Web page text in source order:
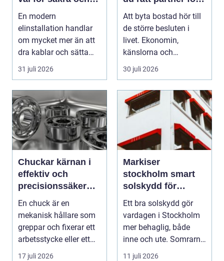
energieffektiva
fastigheter
En modern
elinstallation handlar
om mycket mer än att
dra kablar och sätta
upp uttag. I
31 juli 2026
din bostadsaffär
Att byta bostad hör till
de större besluten i
livet. Ekonomin,
känslorna och
vardagen vävs ihop i
30 juli 2026
Chuckar kärnan i
effektiv och
precisionssäker
uppspänning
En chuck är en
mekanisk hållare som
greppar och fixerar ett
arbetsstycke eller ett
verktyg, oftast i...
17 juli 2026
Markiser
stockholm smart
solskydd för
stadsliv och
uteplatser
Ett bra solskydd gör
vardagen i Stockholm
mer behaglig, både
inne och ute. Somrarna
kan vara varma, ...
11 juli 2026